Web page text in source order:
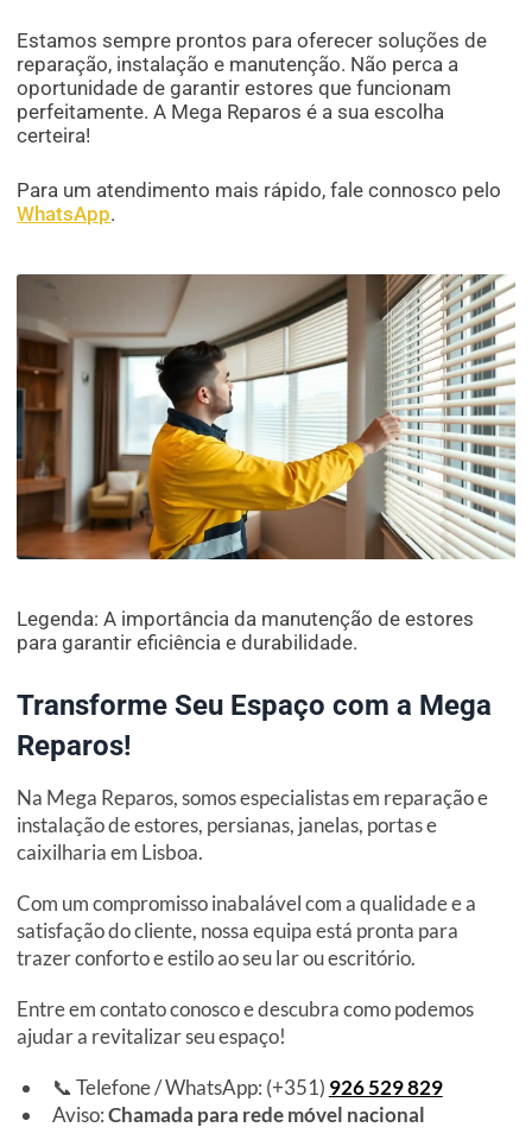
Estamos sempre prontos para oferecer soluções de
reparação, instalação e manutenção. Não perca a
oportunidade de garantir estores que funcionam
perfeitamente. A Mega Reparos é a sua escolha
certeira!
Para um atendimento mais rápido, fale connosco pelo
WhatsApp.
Legenda: A importância da manutenção de estores
para garantir eficiência e durabilidade.
Transforme Seu Espaço com a Mega
Reparos!
Na Mega Reparos, somos especialistas em reparação e
instalação de estores, persianas, janelas, portas e
caixilharia em Lisboa.
Com um compromisso inabalável com a qualidade e a
satisfação do cliente, nossa equipa está pronta para
trazer conforto e estilo ao seu lar ou escritório.
Entre em contato conosco e descubra como podemos
ajudar a revitalizar seu espaço!
📞 Telefone / WhatsApp: (+351) 926 529 829
Aviso:Chamada para rede móvel nacional